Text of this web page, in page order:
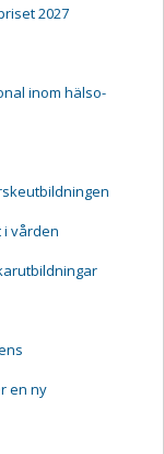
2027
inom hälso-
vården
en ny